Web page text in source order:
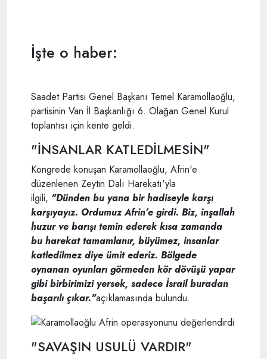
İşte o haber:
Saadet Partisi Genel Başkanı Temel Karamollaoğlu,
partisinin Van İl Başkanlığı 6. Olağan Genel Kurul
toplantısı için kente geldi.
"İNSANLAR KATLEDİLMESİN"
Kongrede konuşan Karamollaoğlu, Afrin'e
düzenlenen Zeytin Dalı Harekatı'yla
ilgili, "Dünden bu yana bir hadiseyle karşı
karşıyayız. Ordumuz Afrin’e girdi. Biz, inşallah
huzur ve barışı temin ederek kısa zamanda
bu harekat tamamlanır, büyümez, insanlar
katledilmez diye ümit ederiz. Bölgede
oynanan oyunları görmeden kör dövüşü yapar
gibi birbirimizi yersek, sadece İsrail buradan
başarılı çıkar."açıklamasında bulundu.
"SAVAŞIN USULÜ VARDIR"